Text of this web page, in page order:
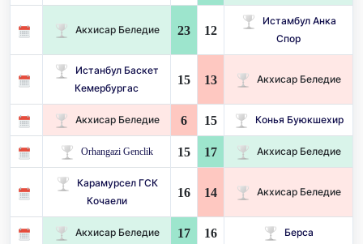
Акхисар Беледие 23 12
Истамбул Анка
Спор
Истанбул Баскет
Кемербургас
15 13 Акхисар Беледие
Акхисар Беледие 6 15 Конья Буюкшехир
Orhangazi Genclik 15 17 Акхисар Беледие
Карамурсел ГСК
Кочаели
16 14 Акхисар Беледие
Акхисар Беледие 17 16 Берса